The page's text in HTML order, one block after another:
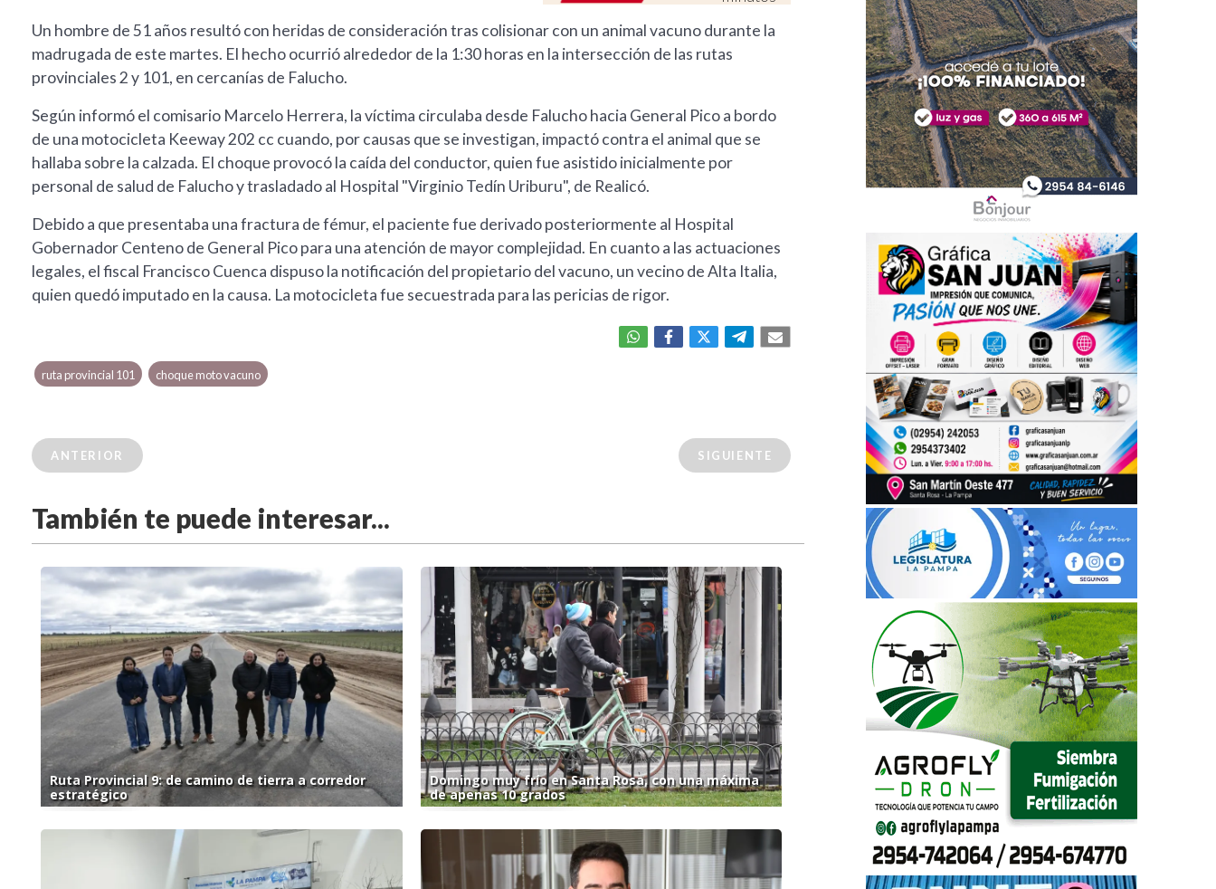
Un hombre de 51 años resultó con heridas de consideración tras colisionar con un animal vacuno durante la
madrugada de este martes. El hecho ocurrió alrededor de la 1:30 horas en la intersección de las rutas
provinciales 2 y 101, en cercanías de Falucho.
Según informó el comisario Marcelo Herrera, la víctima circulaba desde Falucho hacia General Pico a bordo
de una motocicleta Keeway 202 cc cuando, por causas que se investigan, impactó contra el animal que se
hallaba sobre la calzada. El choque provocó la caída del conductor, quien fue asistido inicialmente por
personal de salud de Falucho y trasladado al Hospital "Virginio Tedín Uriburu", de Realicó.
Debido a que presentaba una fractura de fémur, el paciente fue derivado posteriormente al Hospital
Gobernador Centeno de General Pico para una atención de mayor complejidad. En cuanto a las actuaciones
legales, el fiscal Francisco Cuenca dispuso la notificación del propietario del vacuno, un vecino de Alta Italia,
quien quedó imputado en la causa. La motocicleta fue secuestrada para las pericias de rigor.
ruta provincial 101 choque moto vacuno
ANTERIOR SIGUIENTE
También te puede interesar...
Ruta Provincial 9: de camino de tierra a corredor
estratégico
Domingo muy frío en Santa Rosa, con una máxima
de apenas 10 grados